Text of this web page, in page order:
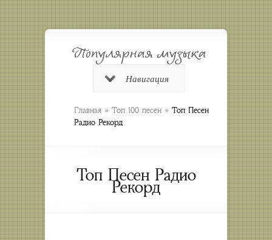
Навигация
Главная » Топ 100 песен » Топ Песен
Радио Рекорд
Топ Песен Радио
Рекорд